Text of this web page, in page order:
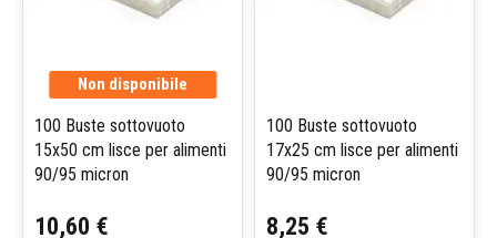
Non disponibile
100 Buste sottovuoto
15x50 cm lisce per alimenti
90/95 micron
10,60 €
100 Buste sottovuoto
17x25 cm lisce per alimenti
90/95 micron
8,25 €